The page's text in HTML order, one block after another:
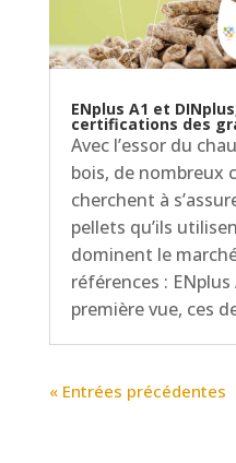
ENplus A1 et
certifications des
Avec l’essor du
bois, de nombreux
cherchent à
pellets qu’ils
dominent le
références :
première vue, ces
« Entrées précédentes